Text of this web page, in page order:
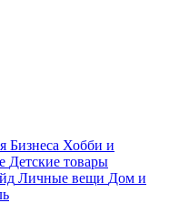
Бизнеса Хобби и
Детские товары
Личные вещи Дом и